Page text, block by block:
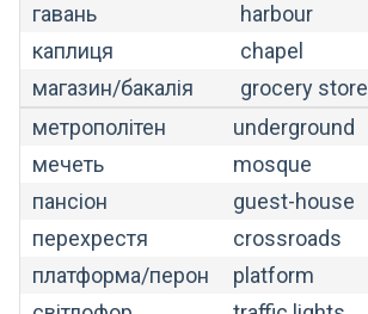
гавань
harbour
каплиця
chapel
магазин/бакалія
grocery store
метрополітен
underground
мечеть
mosque
пансіон
guest-house
перехрестя
crossroads
платформа/перон
platform